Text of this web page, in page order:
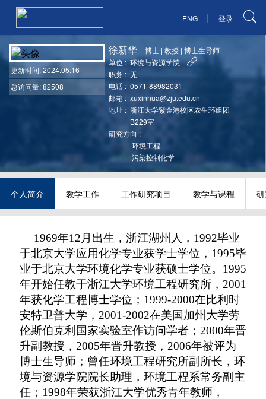
ENG | 登录
更新时间: 2024.05.16
总访问量: 82508
徐新华 博士 |教授 |博士生导师
单位 : 环境与资源学院
职务 : 无
电话 : 0571-88982031
邮箱 : xuxinhua@zju.edu.cn
地址 : 浙江大学紫金港校区农生环组团
B229室
研究方向 :
·环境工程
·污染控制化学
个人简介 教学工作 工作研究项目 教学与课程
1969年12 月出生，浙江湖州人， 1992毕业
于北京大学应用化学专业获学士学位， 1995毕
业于北京大学环境化学专业获硕士学位。 1995
年开始任教于浙江大学环境工程研究所， 2001
年获化学工程博士学位； 1999-2000在比利时
安特卫普大学， 2001-2002在美国加州大学劳
伦斯伯克利国家实验室作访问学者； 2000年晋
升副教授， 2005年晋升教授， 2006年被评为
博士生导师；曾任环境工程研究所副所长，环
境与资源学院院长助理，环境工程系常务副主
任； 1998年荣获浙江大学优秀青年教师，